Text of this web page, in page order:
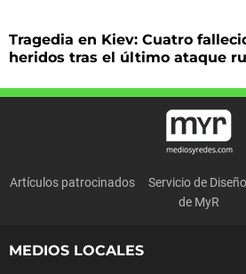
Tragedia en Kiev: Cuatro
heridos tras el último ataque
Artículos patrocinados Servicio de
de MyR
MEDIOS LOCALES